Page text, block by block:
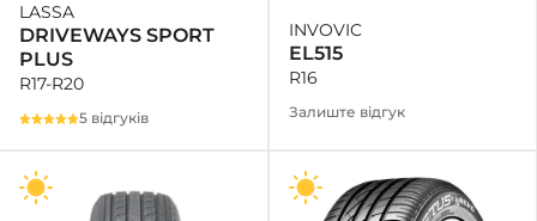
LASSA
DRIVEWAYS SPORT
PLUS
R17-R20
5 відгуків
INVOVIC
EL515
R16
Залиште відгук